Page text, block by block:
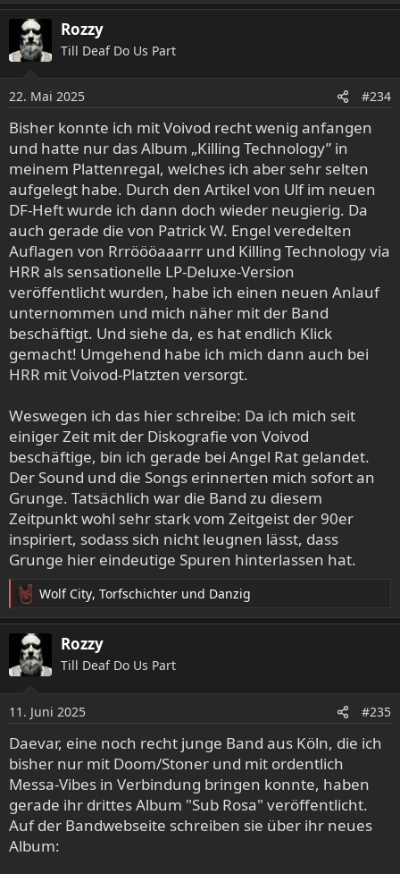
a
k
t
o
n
e
n
:
Rozzy
Till Deaf Do Us Part
22. Mai 2025 #234
Bisher konnte ich mit Voivod recht wenig anfangen
und hatte nur das Album „Killing Technology” in
meinem Plattenregal, welches ich aber sehr selten
aufgelegt habe. Durch den Artikel von Ulf im neuen
DF-Heft wurde ich dann doch wieder neugierig. Da
auch gerade die von Patrick W. Engel veredelten
Auflagen von Rrröööaaarrr und Killing Technology via
HRR als sensationelle LP-Deluxe-Version
veröffentlicht wurden, habe ich einen neuen Anlauf
unternommen und mich näher mit der Band
beschäftigt. Und siehe da, es hat endlich Klick
gemacht! Umgehend habe ich mich dann auch bei
HRR mit Voivod-Platzten versorgt.
Weswegen ich das hier schreibe: Da ich mich seit
einiger Zeit mit der Diskografie von Voivod
beschäftige, bin ich gerade bei Angel Rat gelandet.
Der Sound und die Songs erinnerten mich sofort an
Grunge. Tatsächlich war die Band zu diesem
Zeitpunkt wohl sehr stark vom Zeitgeist der 90er
inspiriert, sodass sich nicht leugnen lässt, dass
Grunge hier eindeutige Spuren hinterlassen hat.
R
e
a
k
t
n
e
n
:
Wolf City, Torfschichter und Danzig
Rozzy
Till Deaf Do Us Part
11. Juni 2025 #235
Daevar, eine noch recht junge Band aus Köln, die ich
bisher nur mit Doom/Stoner und mit ordentlich
Messa-Vibes in Verbindung bringen konnte, haben
gerade ihr drittes Album "Sub Rosa" veröffentlicht.
Auf der Bandwebseite schreiben sie über ihr neues
Album: